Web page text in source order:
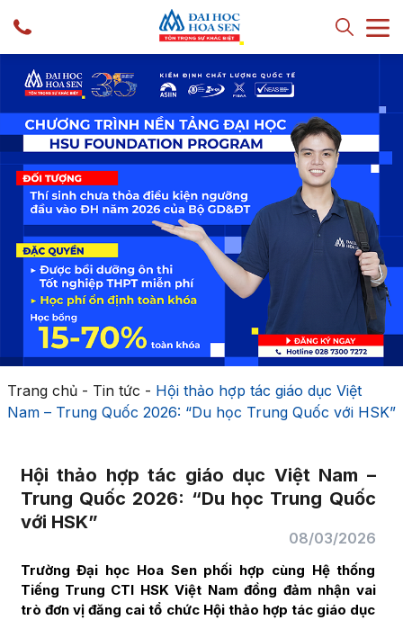
Trang chủ- Tin tức - Hội thảo hợp tác giáo dục Việt
Nam – Trung Quốc 2026: “Du học Trung Quốc với HSK”
Hội thảo hợp tác giáo dục Việt Nam –
Trung Quốc 2026: “Du học Trung Quốc
với HSK”
08/03/2026
Trường Đại học Hoa Sen phối hợp cùng Hệ thống
Tiếng Trung CTI HSK Việt Nam đồng đảm nhận vai
trò đơn vị đăng cai tổ chức Hội thảo hợp tác giáo dục